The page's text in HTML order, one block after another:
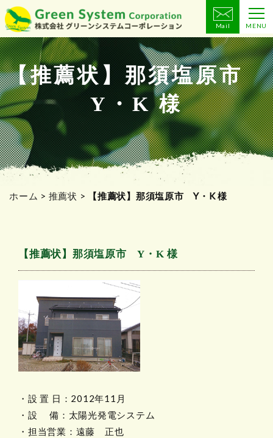
コ
ン
テ
ン
ツ
へ
ス
キ
ッ
プ
Mail MENU
【推薦状】那須塩原市
Y・K 様
ホーム > 推薦状 > 【推薦状】那須塩原市 Y・K 様
【推薦状】那須塩原市 Y・K 様
・設 置 日：2012年11月
・設 備：太陽光発電システム
・担当営業：遠藤 正也